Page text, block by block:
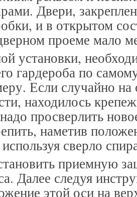
Двери,
и в открытом
проеме мало
установки,
гардероба по
Если случайно на
находилось
просверлить
наметив
сверло
приемную
Далее следуя
этой оси на